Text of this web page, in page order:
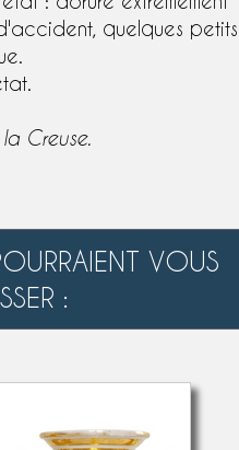
quelques petits
Creuse.
VOUS
: